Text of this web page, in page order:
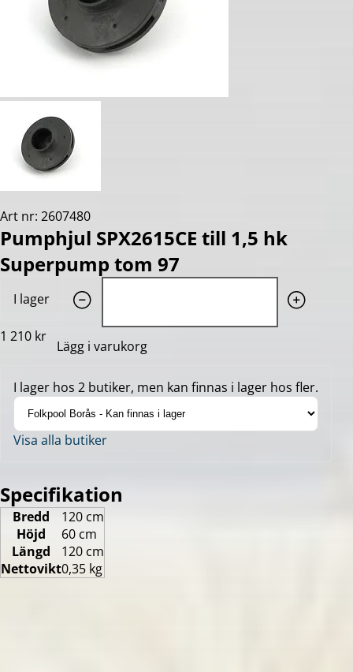
Art nr: 2607480
Pumphjul SPX2615CE till 1,5 hk
Superpump tom 97
I lager
1 210 kr
Lägg i varukorg
I lager hos 2 butiker, men kan finnas i lager hos fler.
Visa alla butiker
Specifikation
Bredd
120 cm
Höjd
60 cm
Längd
120 cm
Nettovikt0,35 kg